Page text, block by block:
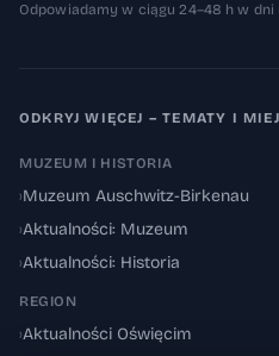
Odpowiadamy w ciągu 24–48 h w dni
ODKRYJ WIĘCEJ – TEMATY I
MUZEUM I HISTORIA
›Muzeum Auschwitz-Birkenau
›Aktualności: Muzeum
›Aktualności: Historia
REGION
›Aktualności Oświęcim